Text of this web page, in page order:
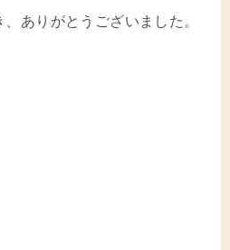
ありがとうございました。